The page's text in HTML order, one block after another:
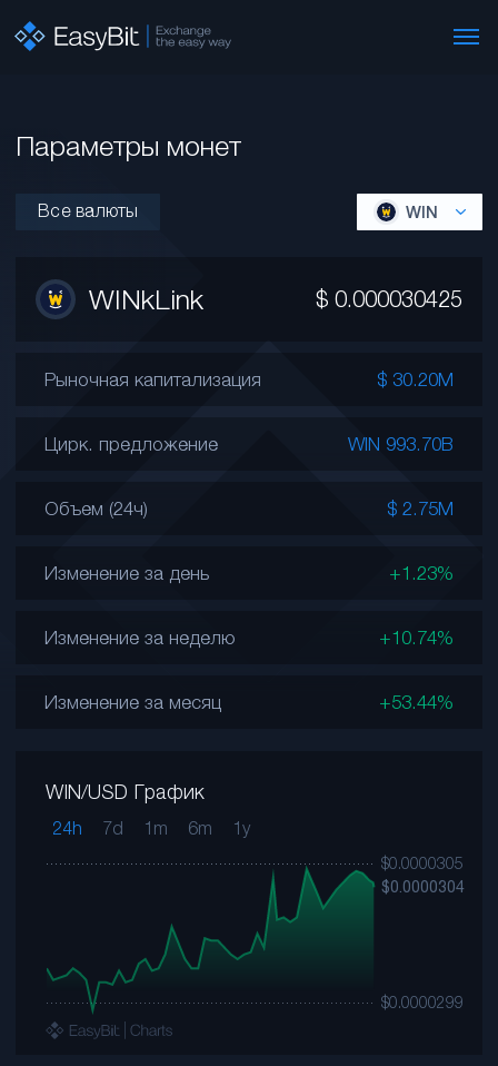
Параметры монет
Все валюты WIN
WINkLink $ 0.000030425
Рыночная капитализация $ 30.20M
Цирк. предложение WIN 993.70B
Объем (24ч) $ 2.75M
Изменение за день +1.23%
Изменение за неделю +10.74%
Изменение за месяц +53.44%
WIN/USD График
24h 7d 1m 6m 1y